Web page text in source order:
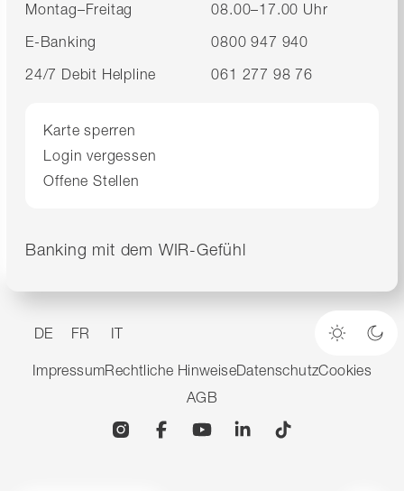
Montag–Freitag
08.00–17.00 Uhr
E-Banking
0800 947 940
24/7 Debit Helpline
061 277 98 76
Karte sperren
Login vergessen
Offene Stellen
Banking mit dem WIR-Gefühl
DE FR IT
Heller
ImpressumRechtliche HinweiseDatenschutzCookies
AGB
InstagramFacebookYouTubeLinkedin